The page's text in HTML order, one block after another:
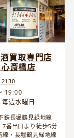
買取専門店
斎橋店
19:00
毎週水曜日
鉄長堀鶴見緑地線
7番出口より徒歩5分
線・長堀鶴見緑地線